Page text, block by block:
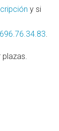
y si
696.76.34.83.